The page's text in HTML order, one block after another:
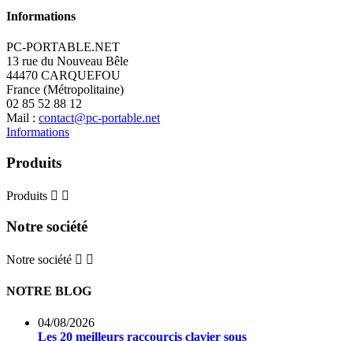
Informations
PC-PORTABLE.NET
13 rue du Nouveau Bêle
44470 CARQUEFOU
France (Métropolitaine)
02 85 52 88 12
Mail : contact@pc-portable.net
Informations
Produits
Produits  
Notre société
Notre société  
NOTRE BLOG
04/08/2026
Les 20 meilleurs raccourcis clavier sous